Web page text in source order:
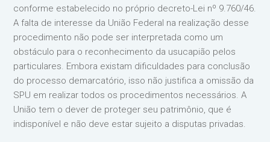
conforme estabelecido no próprio decreto-Lei nº 9.760/46.
A falta de interesse da União Federal na realização desse
procedimento não pode ser interpretada como um
obstáculo para o reconhecimento da usucapião pelos
particulares. Embora existam dificuldades para conclusão
do processo demarcatório, isso não justifica a omissão da
SPU em realizar todos os procedimentos necessários. A
União tem o dever de proteger seu patrimônio, que é
indisponível e não deve estar sujeito a disputas privadas.